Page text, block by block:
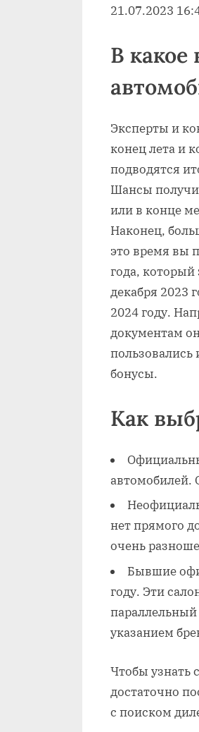
21.07.2023
В какое
Эксперты и
конец лета и
подводятся
Шансы
или в конце
Наконец,
это время вы
года, который
декабря 2023
2024 году.
документам
пользовались
бонусы.
Как
автомобилей.
нет прямого
очень
Бывшие
году. Эти
указанием
Чтобы узнать
достаточно
с поиском